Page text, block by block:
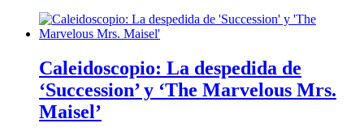
Caleidoscopio: La despedida de
‘Succession’ y ‘The Marvelous Mrs.
Maisel’